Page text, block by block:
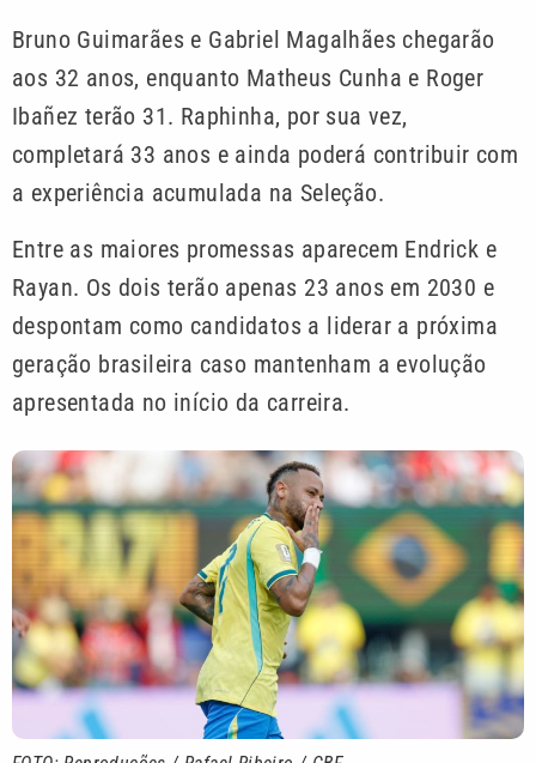
Bruno Guimarães e Gabriel Magalhães chegarão
aos 32 anos, enquanto Matheus Cunha e Roger
Ibañez terão 31. Raphinha, por sua vez,
completará 33 anos e ainda poderá contribuir com
a experiência acumulada na Seleção.
Entre as maiores promessas aparecem Endrick e
Rayan. Os dois terão apenas 23 anos em 2030 e
despontam como candidatos a liderar a próxima
geração brasileira caso mantenham a evolução
apresentada no início da carreira.